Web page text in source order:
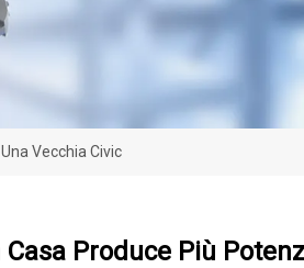
Vecchia Civic
Produce Più